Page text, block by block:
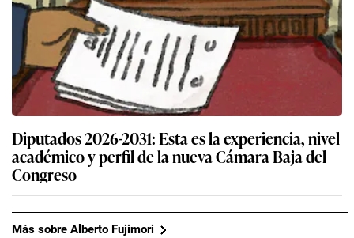
Diputados 2026-2031: Esta es la experiencia, nivel
académico y perfil de la nueva Cámara Baja del
Congreso
Más sobre Alberto Fujimori